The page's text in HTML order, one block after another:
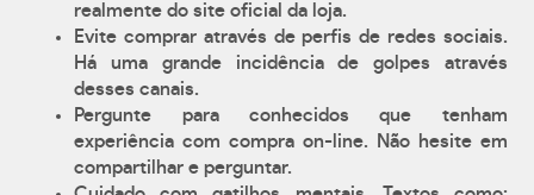
realmente do site oficial da loja.
Evite comprar através de perfis de redes sociais.
Há uma grande incidência de golpes através
desses canais.
Pergunte para conhecidos que tenham
experiência com compra on-line. Não hesite em
compartilhar e perguntar.